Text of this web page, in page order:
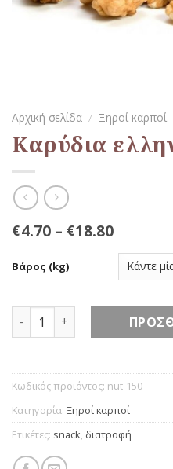
Αρχική σελίδα / Ξηροί καρποί
Καρύδια
€4.70– €18.80
Βάρος (kg)
Καρύδια ελληνικά
Κωδικός προϊόντος: nut-150
Κατηγορία: Ξηροί καρποί
Ετικέτες: snack διατροφή